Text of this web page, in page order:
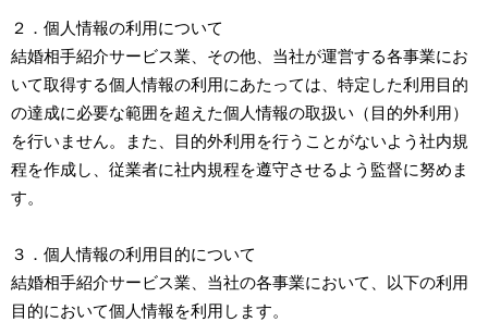
２．個人情報の利用について
結婚相手紹介サービス業、その他、当社が運営する各事業にお
いて取得する個人情報の利用にあたっては、特定した利用目的
の達成に必要な範囲を超えた個人情報の取扱い（目的外利用）
を行いません。また、目的外利用を行うことがないよう社内規
程を作成し、従業者に社内規程を遵守させるよう監督に努めま
す。
３．個人情報の利用目的について
結婚相手紹介サービス業、当社の各事業において、以下の利用
目的において個人情報を利用します。